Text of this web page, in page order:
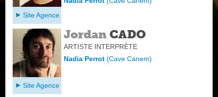
Site Agence
Jordan CADO
ARTISTE INTERPRÈTE
Nadia Perrot(Cave Canem)
Site Agence